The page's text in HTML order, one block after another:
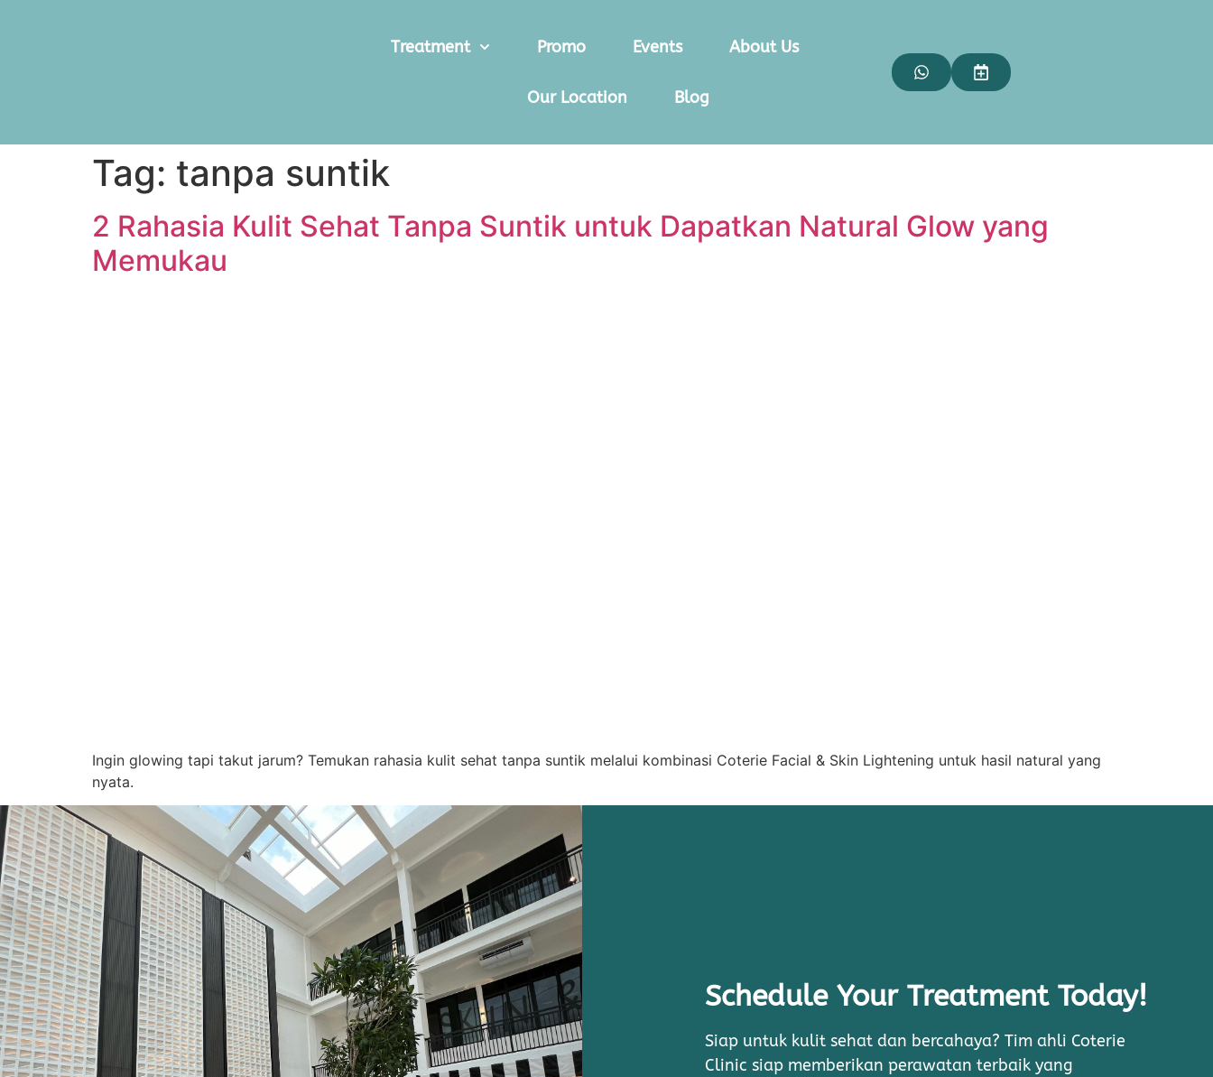
Treatment Promo Events About Us
Our Location Blog
Tag: tanpa suntik
2 Rahasia Kulit Sehat Tanpa Suntik untuk Dapatkan Natural Glow yang
Memukau
Ingin glowing tapi takut jarum? Temukan rahasia kulit sehat tanpa suntik melalui kombinasi Coterie Facial & Skin Lightening untuk hasil natural yang
nyata.
Schedule Your Treatment Today!
Siap untuk kulit sehat dan bercahaya? Tim ahli Coterie
Clinic siap memberikan perawatan terbaik yang